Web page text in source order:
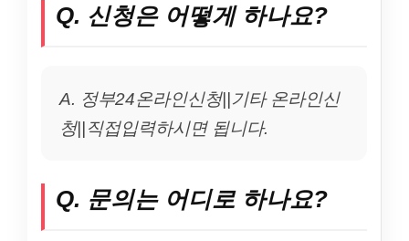
Q. 신청은 어떻게 하나요?
A. 정부24온라인신청||기타 온라인신
청||직접입력하시면 됩니다.
Q. 문의는 어디로 하나요?